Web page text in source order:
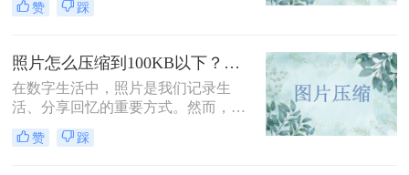
片，例如家人朋友分享的生活美照、
时候图片太大就会导致无法观看或者
上传不了，这时候我们就需要将图片
进行压缩，以便下一步的进行。那么
问题来了，怎样图片压缩小于2M呢？
接下来我给大家分享一个压缩图片的
实用方法，让我们一起往下看吧~
赞 踩
照片怎么压缩到100KB以下？教你2种简单实用的压缩方法
在数字生活中，照片是我们记录生
活、分享回忆的重要方式。然而，在
上传照片到网络平台或发送邮件时，
经常会遇到文件大小限制的问题，尤
赞 踩